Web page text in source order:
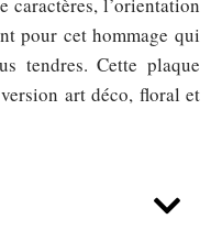
pour cet hommage qui
tendres. Cette plaque
art déco, floral et